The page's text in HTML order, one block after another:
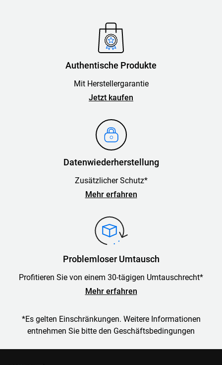
Authentische Produkte
Mit Herstellergarantie
Jetzt kaufen
Datenwiederherstellung
Zusätzlicher Schutz*
Mehr erfahren
Problemloser Umtausch
Profitieren Sie von einem 30-tägigen Umtauschrecht*
Mehr erfahren
*Es gelten Einschränkungen. Weitere Informationen
entnehmen Sie bitte den Geschäftsbedingungen